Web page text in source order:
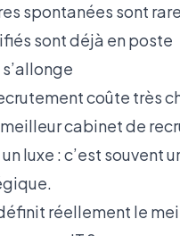
spontanées sont
sont déjà en poste
coûte très
cabinet de
luxe : c’est souvent
réellement le